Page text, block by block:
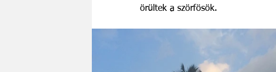
örültek a szörfösök.